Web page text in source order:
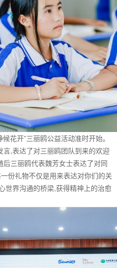
花开”三丽鸥公益活动准时开始。
,表达了对三丽鸥团队到来的欢迎
三丽鸥代表魏芳女士表达了对同
份礼物不仅是用来表达对你们的关
世界沟通的桥梁,获得精神上的治愈